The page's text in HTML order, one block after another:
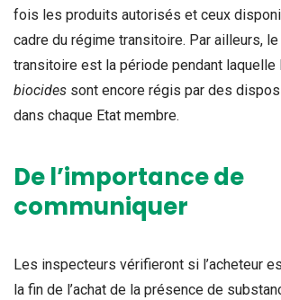
fois les produits autorisés et ceux
cadre du régime transitoire. Par ailleurs,
transitoire est la période pendant laquelle
biocides sont encore régis par des
dans chaque Etat membre.
De l’importance de
communiquer
Les inspecteurs vérifieront si l’acheteur
la fin de l’achat de la présence de